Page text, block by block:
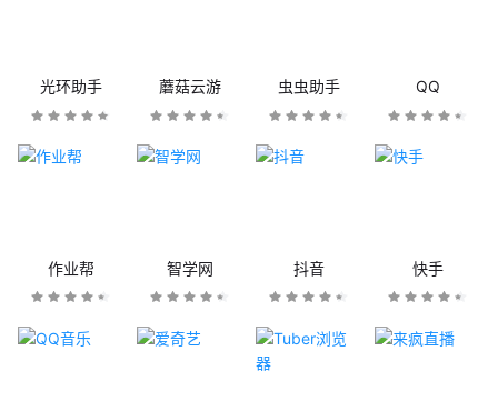
光环助手 蘑菇云游 虫虫助手 QQ
作业帮 智学网 抖音 快手